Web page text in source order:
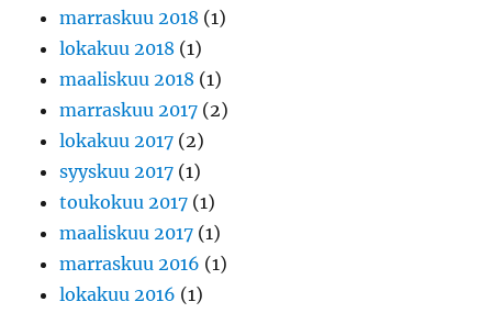
marraskuu 2018 (1)
lokakuu 2018 (1)
maaliskuu 2018 (1)
marraskuu 2017 (2)
lokakuu 2017 (2)
syyskuu 2017 (1)
toukokuu 2017 (1)
maaliskuu 2017 (1)
marraskuu 2016 (1)
lokakuu 2016 (1)